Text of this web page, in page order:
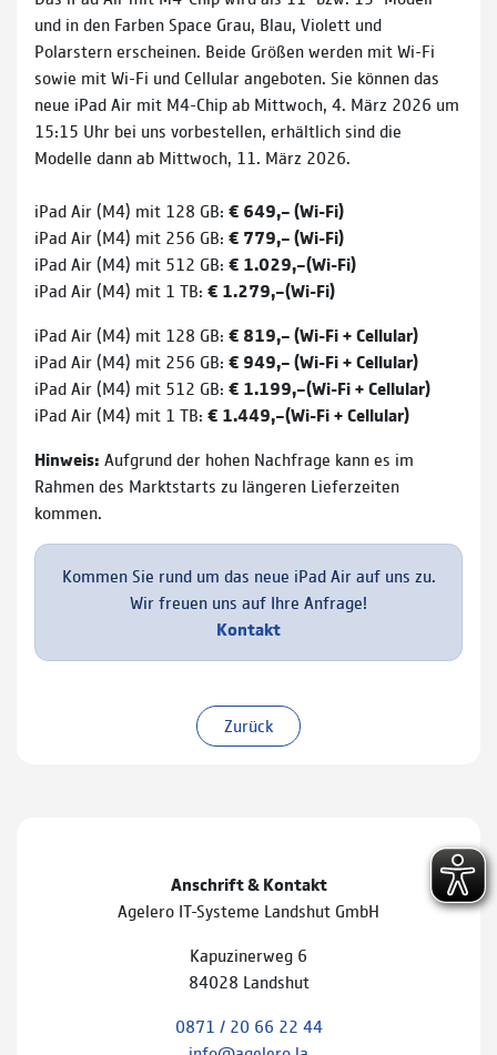
und in den Farben Space Grau, Blau, Violett und
Polarstern erscheinen. Beide Größen werden mit Wi-Fi
sowie mit Wi-Fi und Cellular angeboten. Sie können das
neue iPad Air mit M4-Chip ab Mittwoch, 4. März 2026 um
15:15 Uhr bei uns vorbestellen, erhältlich sind die
Modelle dann ab Mittwoch, 11. März 2026.
iPad Air (M4) mit 128 GB: € 649,– (Wi-Fi)
iPad Air (M4) mit 256 GB: € 779,– (Wi-Fi)
iPad Air (M4) mit 512 GB: € 1.029,–(Wi-Fi)
iPad Air (M4) mit 1 TB: € 1.279,–(Wi-Fi)
iPad Air (M4) mit 128 GB: € 819,– (Wi-Fi + Cellular)
iPad Air (M4) mit 256 GB: € 949,– (Wi-Fi + Cellular)
iPad Air (M4) mit 512 GB: € 1.199,–(Wi-Fi + Cellular)
iPad Air (M4) mit 1 TB: € 1.449,–(Wi-Fi + Cellular)
Hinweis: Aufgrund der hohen Nachfrage kann es im
Rahmen des Marktstarts zu längeren Lieferzeiten
kommen.
Kommen Sie rund um das neue iPad Air auf uns zu.
Wir freuen uns auf Ihre Anfrage!
Kontakt
Zurück
Anschrift & Kontakt
Agelero IT-Systeme Landshut GmbH
Kapuzinerweg 6
84028 Landshut
0871 / 20 66 22 44